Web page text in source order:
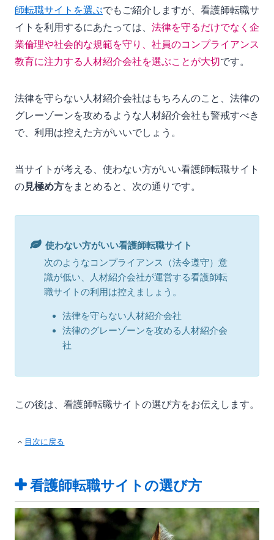
師転職サイトを選ぶでもご紹介しますが、看護師転職サ
イトを利用するにあたっては、 法律を守るだけでなく企
業倫理や社会的な規範を守り、社員のコンプライアンス
教育に注力する人材紹介会社を選ぶことが大切です。
法律を守らない人材紹介会社はもちろんのこと、法律の
グレーゾーンを攻めるような人材紹介会社も警戒すべき
で、利用は控えた方がいいでしょう。
当サイトが考える、使わない方がいい看護師転職サイト
の見極め方をまとめると、次の通りです。
使わない方がいい看護師転職サイト
次のようなコンプライアンス（法令遵守）意
識が低い、人材紹介会社が運営する看護師転
職サイトの利用は控えましょう。
法律を守らない人材紹介会社
法律のグレーゾーンを攻める人材紹介会
社
この後は、看護師転職サイトの選び方をお伝えします。
目次に戻る
看護師転職サイトの選び方